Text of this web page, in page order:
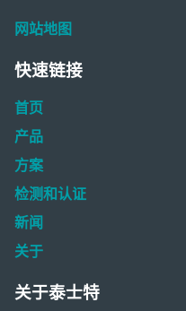
网站地图
快速链接
首页
产品
方案
检测和认证
新闻
关于
关于泰士特